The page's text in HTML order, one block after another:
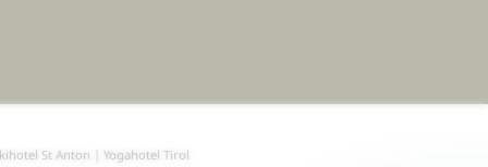
St Anton | Yogahotel Tirol